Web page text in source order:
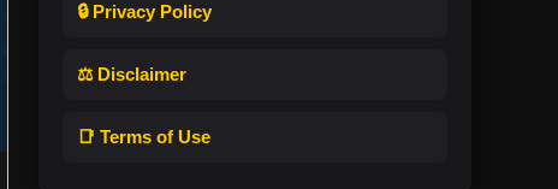
🔒 Privacy Policy
⚖️ Disclaimer
📑 Terms of Use